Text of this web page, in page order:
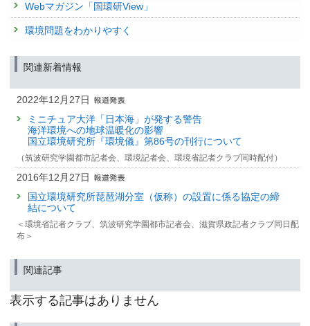
Webマガジン「国環研View」
環境問題をわかりやすく
関連新着情報
2022年12月27日
ミニチュア大洋「日本海」が発する警告
海洋環境への地球温暖化の影響
国立環境研究所『環境儀』第86号の刊行について
（筑波研究学園都市記者会、環境記者会、環境省記者クラブ同時配付）
2016年12月27日
国立環境研究所琵琶湖分室（仮称）の設置に係る協定の締
結について
＜環境省記者クラブ、筑波研究学園都市記者会、滋賀県政記者クラブ同日配
布＞
関連記事
表示する記事はありません